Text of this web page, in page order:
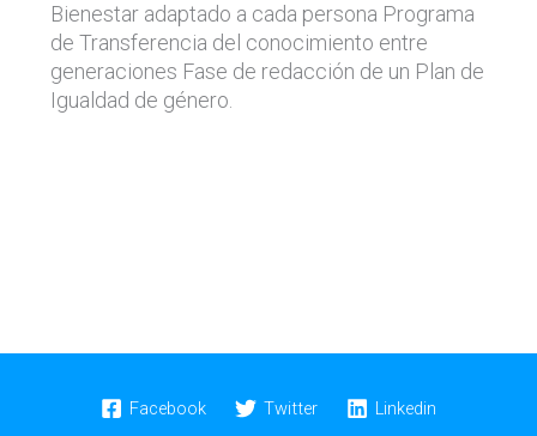
Bienestar adaptado a cada persona Programa
de Transferencia del conocimiento entre
generaciones Fase de redacción de un Plan de
Igualdad de género.
Facebook Twitter Linkedin